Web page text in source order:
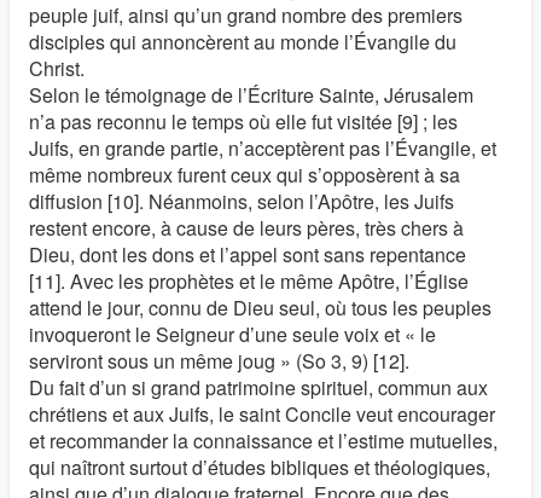
peuple juif, ainsi qu’un grand nombre des premiers
disciples qui annoncèrent au monde l’Évangile du
Christ.
Selon le témoignage de l’Écriture Sainte, Jérusalem
n’a pas reconnu le temps où elle fut visitée [9] ; les
Juifs, en grande partie, n’acceptèrent pas l’Évangile, et
même nombreux furent ceux qui s’opposèrent à sa
diffusion [10]. Néanmoins, selon l’Apôtre, les Juifs
restent encore, à cause de leurs pères, très chers à
Dieu, dont les dons et l’appel sont sans repentance
[11]. Avec les prophètes et le même Apôtre, l’Église
attend le jour, connu de Dieu seul, où tous les peuples
invoqueront le Seigneur d’une seule voix et « le
serviront sous un même joug » (So 3, 9) [12].
Du fait d’un si grand patrimoine spirituel, commun aux
chrétiens et aux Juifs, le saint Concile veut encourager
et recommander la connaissance et l’estime mutuelles,
qui naîtront surtout d’études bibliques et théologiques,